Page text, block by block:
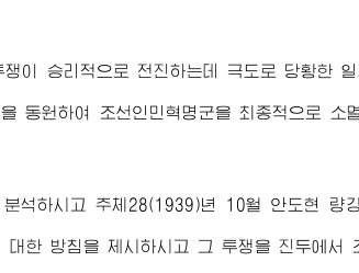
이 승리적으로 전진하는데 극도로 당황한
동원하여 조선인민혁명군을 최종적으로 소
석하시고 주체28(1939)년 10월 안도현 량
한 방침을 제시하시고 그 투쟁을 진두에서